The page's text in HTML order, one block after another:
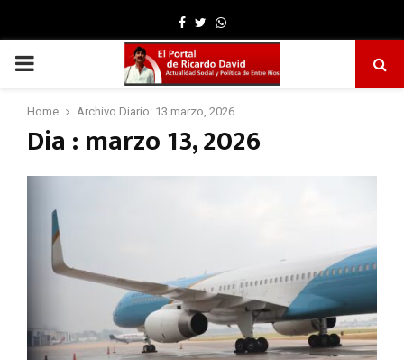
Facebook
TwitterWhatsapp
PRIMARY
MENU
Home Archivo Diario: 13 marzo, 2026
Dia : marzo 13, 2026